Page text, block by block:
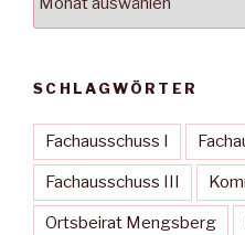
SCHLAGWÖRTER
Fachausschuss I
Fachausschuss III
Ortsbeirat Mengsberg